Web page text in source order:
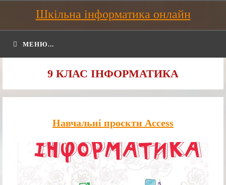
Шкільна інформатика онлайн
МЕНЮ...
9 КЛАС ІНФОРМАТИКА
Навчальні проєкти Access